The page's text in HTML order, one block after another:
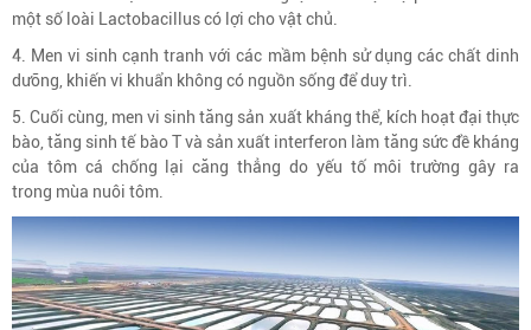
một số loài Lactobacillus có lợi cho vật chủ.
4. Men vi sinh cạnh tranh với các mầm bệnh sử dụng các chất dinh
dưỡng, khiến vi khuẩn không có nguồn sống để duy trì.
5. Cuối cùng, men vi sinh tăng sản xuất kháng thể, kích hoạt đại thực
bào, tăng sinh tế bào T và sản xuất interferon làm tăng sức đề kháng
của tôm cá chống lại căng thẳng do yếu tố môi trường gây ra
trong mùa nuôi tôm.